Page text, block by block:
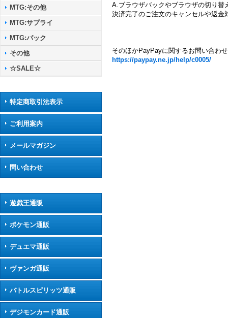
MTG:その他
MTG:サプライ
MTG:パック
その他
☆SALE☆
特定商取引法表示
ご利用案内
メールマガジン
問い合わせ
遊戯王通販
ポケモン通販
デュエマ通販
ヴァンガ通販
バトルスピリッツ通販
デジモンカード通販
A.ブラウザバックやブラウザの切り
決済完了のご注文のキャンセルや返
そのほかPayPayに関するお問い合わ
https://paypay.ne.jp/help/c0005/